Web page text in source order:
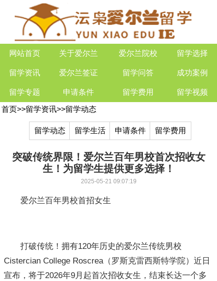
网站首页 关于爱尔兰 爱尔兰院校 留学选择
留学资讯 爱尔兰签证 留学问答 成功案例
留学专题 申请条件 留学费用 留学视频
首页>>留学资讯>>留学动态
留学动态 留学生活 申请条件 留学费用
突破传统界限！爱尔兰百年男校首次招收女
生！为留学生提供更多选择！
2025-05-21 09:07:19
爱尔兰百年男校首招女生
打破传统！拥有120年历史的爱尔兰传统男校
Cistercian College Roscrea（罗斯克雷西斯特学院）近日
宣布，将于2026年9月起首次招收女生，结束长达一个多